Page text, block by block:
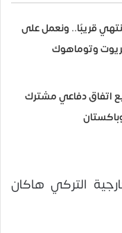
قريبًا.. ونعمل على
وتوماهوك
اتفاق دفاعي مشترك
التركي هاكان